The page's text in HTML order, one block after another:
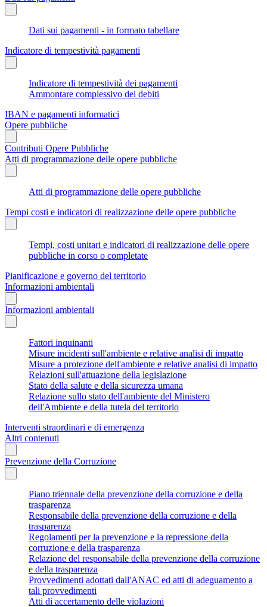
Dati sui pagamenti - in formato tabellare
Indicatore di tempestività pagamenti
Indicatore di tempestività dei pagamenti
Ammontare complessivo dei debiti
IBAN e pagamenti informatici
Opere pubbliche
Contributi Opere Pubbliche
Atti di programmazione delle opere pubbliche
Atti di programmazione delle opere pubbliche
Tempi costi e indicatori di realizzazione delle opere pubbliche
Tempi, costi unitari e indicatori di realizzazione delle opere
pubbliche in corso o completate
Pianificazione e governo del territorio
Informazioni ambientali
Informazioni ambientali
Fattori inquinanti
Misure incidenti sull'ambiente e relative analisi di impatto
Misure a protezione dell'ambiente e relative analisi di impatto
Relazioni sull'attuazione della legislazione
Stato della salute e della sicurezza umana
Relazione sullo stato dell'ambiente del Ministero
dell'Ambiente e della tutela del territorio
Interventi straordinari e di emergenza
Altri contenuti
Prevenzione della Corruzione
Piano triennale della prevenzione della corruzione e della
trasparenza
Responsabile della prevenzione della corruzione e della
trasparenza
Regolamenti per la prevenzione e la repressione della
corruzione e della trasparenza
Relazione del responsabile della prevenzione della corruzione
e della trasparenza
Provvedimenti adottati dall'ANAC ed atti di adeguamento a
tali provvedimenti
Atti di accertamento delle violazioni